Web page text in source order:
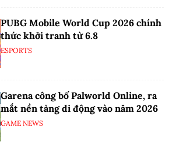
PUBG Mobile World Cup 2026 chính
thức khởi tranh từ 6.8
ESPORTS
Garena công bố Palworld Online, ra
mắt nền tảng di động vào năm 2026
GAME NEWS